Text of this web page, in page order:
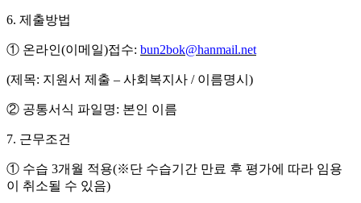
6. 제출방법
① 온라인(이메일)접수: bun2bok@hanmail.net
(제목: 지원서 제출 – 사회복지사 / 이름명시 )
② 공통서식 파일명: 본인 이름
7. 근무조건
① 수습 3개월 적용(※단 수습기간 만료 후 평가에 따라 임용
이 취소될 수 있음)